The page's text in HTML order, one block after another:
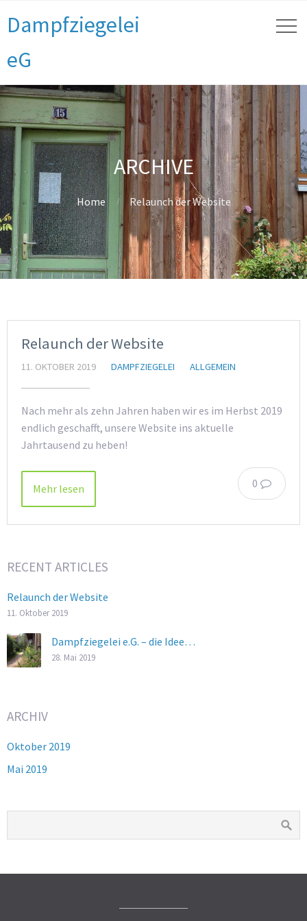
Dampfziegelei
eG
ARCHIVE
Home Relaunch der Website
Relaunch der Website
11. OKTOBER 2019 DAMPFZIEGELEI ALLGEMEIN
Nach mehr als zehn Jahren haben wir es im Herbst 2019
endlich geschafft, unsere Website ins aktuelle
Jahrtausend zu heben!
0
Mehr lesen
RECENT ARTICLES
Relaunch der Website
11. Oktober 2019
Dampfziegelei e.G. – die Idee…
28. Mai 2019
ARCHIV
Oktober 2019
Mai 2019